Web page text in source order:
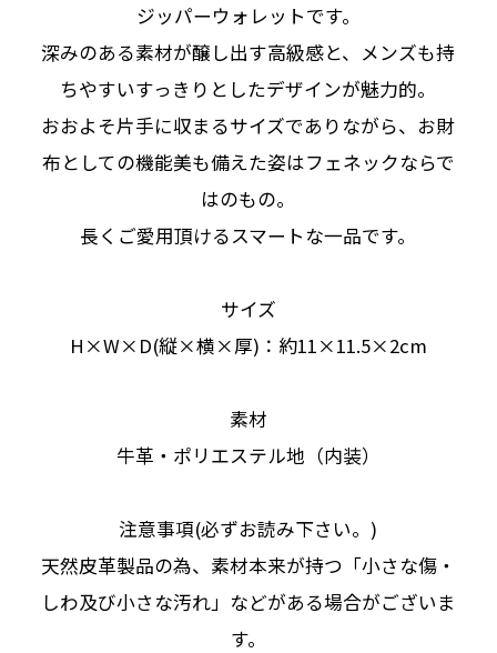
ジッパーウォレットです。
深みのある素材が醸し出す高級感と、メンズも持
ちやすいすっきりとしたデザインが魅力的。
おおよそ片手に収まるサイズでありながら、お財
布としての機能美も備えた姿はフェネックならで
はのもの。
長くご愛用頂けるスマートな一品です。
サイズ
H×W×D(縦×横×厚)：約11×11.5×2cm
素材
牛革・ポリエステル地（内装）
注意事項(必ずお読み下さい。)
天然皮革製品の為、素材本来が持つ「小さな傷・
しわ及び小さな汚れ」などがある場合がございま
す。